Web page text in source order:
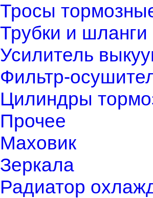
Тросы
Трубки и шланги
Усилитель
Фильтр-
Цилиндры
Прочее
Маховик
Зеркала
Радиатор